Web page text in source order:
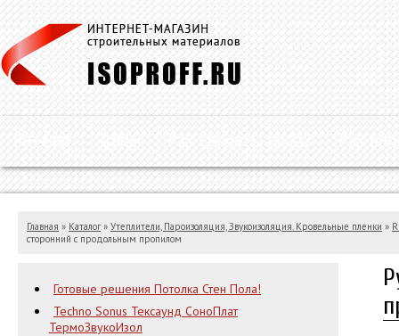
Каталог Цены Как сделать заказ? Как
Главная » Каталог» Утеплители, Пароизоляция, Звукоизоляция. Кровельные пленки »
сторонний с продольным пропилом
Готовые решения Потолка Стен Пола!
Techno Sonus Тексаунд СоноПлат
ТермоЗвукоИзол